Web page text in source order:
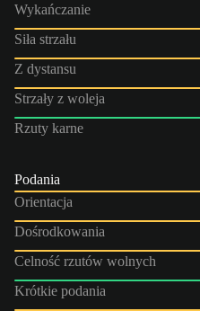
Wykańczanie
Siła strzału
Z dystansu
Strzały z woleja
Rzuty karne
Podania
Orientacja
Dośrodkowania
Celność rzutów wolnych
Krótkie podania